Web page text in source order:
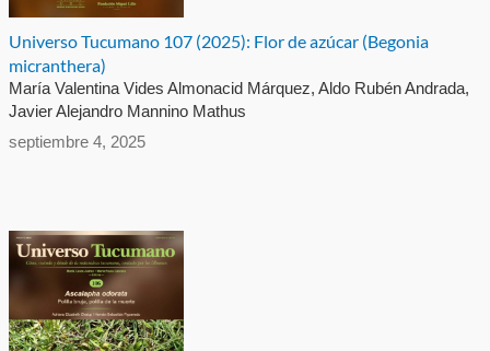
Universo Tucumano 107 (2025): Flor de azúcar (Begonia
micranthera)
María Valentina Vides Almonacid Márquez, Aldo Rubén Andrada,
Javier Alejandro Mannino Mathus
septiembre 4, 2025